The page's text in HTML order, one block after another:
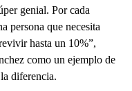
genial. Por cada
persona que necesita
hasta un 10%”,
como un ejemplo de
diferencia.